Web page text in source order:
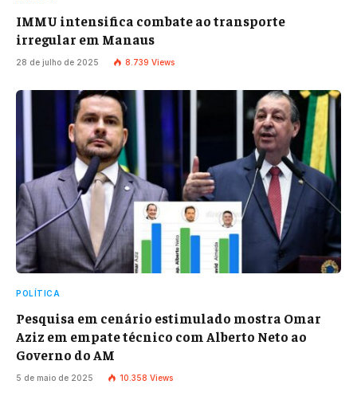
IMMU intensifica combate ao transporte
irregular em Manaus
28 de julho de 2025 8.739 Views
POLÍTICA
Pesquisa em cenário estimulado mostra Omar
Aziz em empate técnico com Alberto Neto ao
Governo do AM
5 de maio de 2025 10.358 Views